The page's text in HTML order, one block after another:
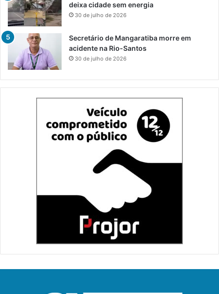
deixa cidade sem energia
30 de julho de 2026
Secretário de Mangaratiba morre em
acidente na Rio-Santos
30 de julho de 2026